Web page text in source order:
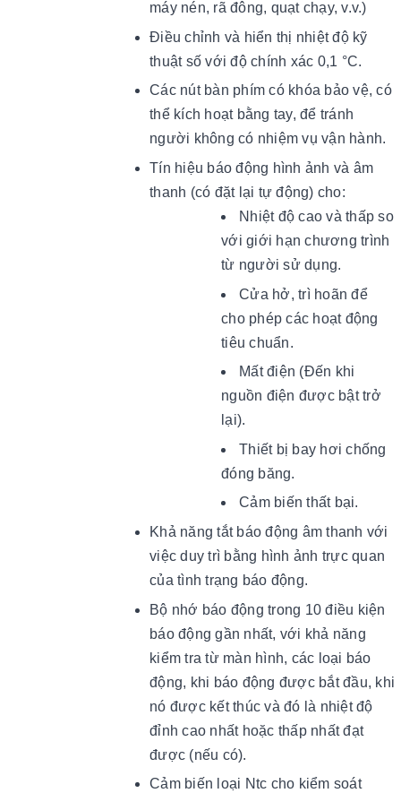
máy nén, rã đông, quạt chạy, v.v.)
Điều chỉnh và hiển thị nhiệt độ kỹ
thuật số với độ chính xác 0,1 °C.
Các nút bàn phím có khóa bảo vệ, có
thể kích hoạt bằng tay, để tránh
người không có nhiệm vụ vận hành.
Tín hiệu báo động hình ảnh và âm
thanh (có đặt lại tự động) cho:
Nhiệt độ cao và thấp so
với giới hạn chương trình
từ người sử dụng.
Cửa hở, trì hoãn để
cho phép các hoạt động
tiêu chuẩn.
Mất điện (Đến khi
nguồn điện được bật trở
lại).
Thiết bị bay hơi chống
đóng băng.
Cảm biến thất bại.
Khả năng tắt báo động âm thanh với
việc duy trì bằng hình ảnh trực quan
của tình trạng báo động.
Bộ nhớ báo động trong 10 điều kiện
báo động gần nhất, với khả năng
kiểm tra từ màn hình, các loại báo
động, khi báo động được bắt đầu, khi
nó được kết thúc và đó là nhiệt độ
đỉnh cao nhất hoặc thấp nhất đạt
được (nếu có).
Cảm biến loại Ntc cho kiểm soát